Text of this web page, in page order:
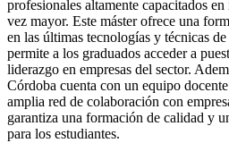
profesionales altamente capacitados
vez mayor. Este máster ofrece una
en las últimas tecnologías y técnicas
permite a los graduados acceder a
liderazgo en empresas del sector.
Córdoba cuenta con un equipo
amplia red de colaboración con
garantiza una formación de calidad y
para los estudiantes.